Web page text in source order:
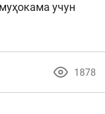
учун
1878